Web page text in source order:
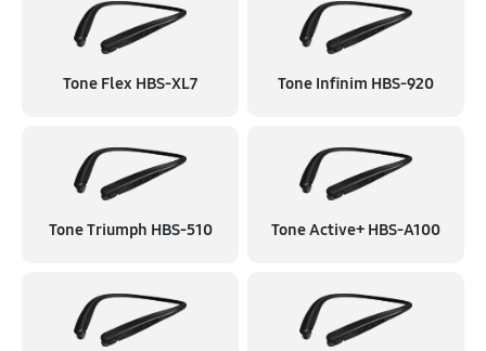
Tone Flex HBS-XL7 Tone Infinim HBS-920
Tone Triumph HBS-510 Tone Active+ HBS-A100